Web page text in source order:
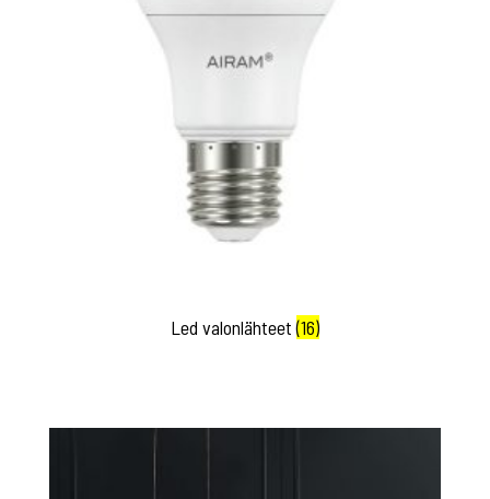
Led valonlähteet(16)